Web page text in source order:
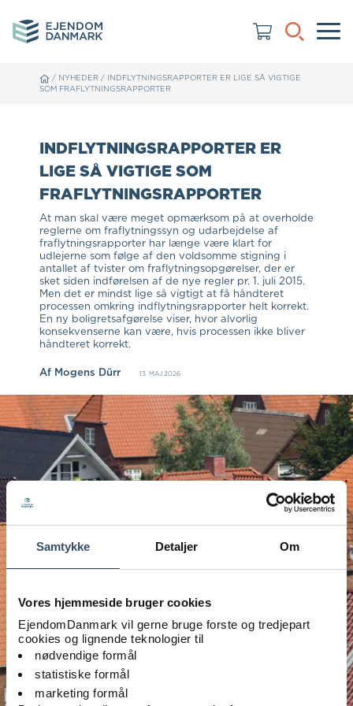
Samtykke Detaljer Om
Vores hjemmeside bruger cookies
EjendomDanmark vil gerne bruge forste og tredjepart
cookies og lignende teknologier til
nødvendige formål
statistiske formål
marketing formål
/ NYHEDER / INDFLYTNINGSRAPPORTER ER LIGE SÅ VIGTIGE
SOM FRAFLYTNINGSRAPPORTER
INDFLYTNINGSRAPPORTER ER
LIGE SÅ VIGTIGE SOM
FRAFLYTNINGSRAPPORTER
At man skal være meget opmærksom på at overholde
reglerne om fraflytningssyn og udarbejdelse af
fraflytningsrapporter har længe være klart for
udlejerne som følge af den voldsomme stigning i
antallet af tvister om fraflytningsopgørelser, der er
sket siden indførelsen af de nye regler pr. 1. juli 2015.
Men det er mindst lige så vigtigt at få håndteret
processen omkring indflytningsrapporter helt korrekt.
En ny boligretsafgørelse viser, hvor alvorlig
konsekvenserne kan være, hvis processen ikke bliver
håndteret korrekt.
Af Mogens Dürr 13. MAJ 2026